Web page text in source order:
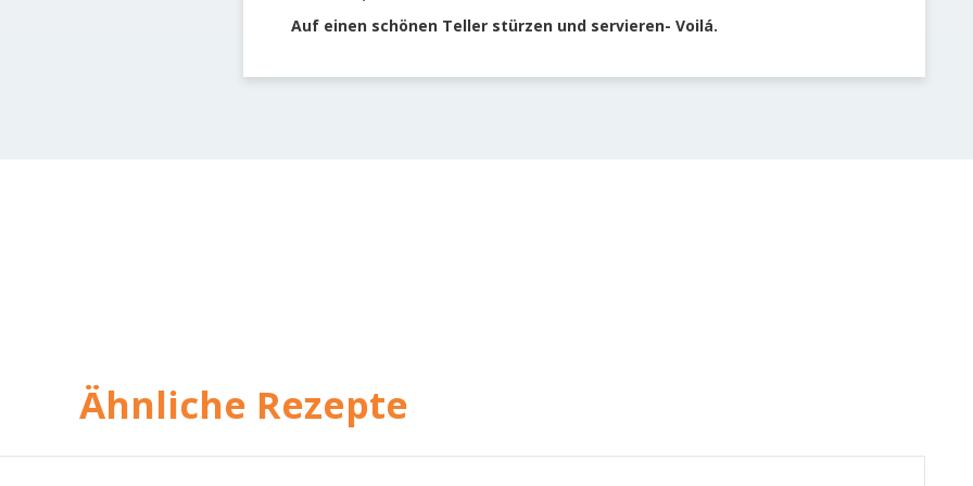
Auf einen schönen Teller stürzen und servieren- Voilá.
Ähnliche Rezepte